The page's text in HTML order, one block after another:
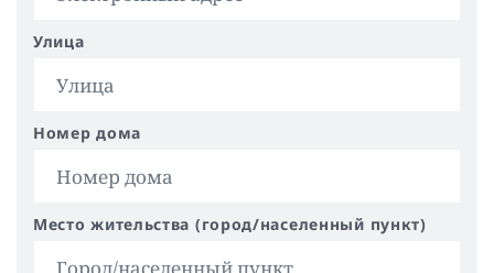
Улица
Номер дома
Место жительства (город/населенный пункт)